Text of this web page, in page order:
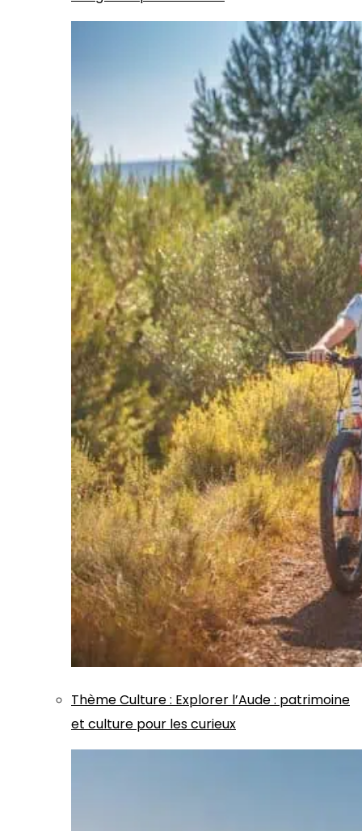
ThèmeCulture: Explorer l’Aude : patrimoine
et culture pour les curieux